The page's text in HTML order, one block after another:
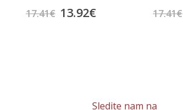
17.41€ 13.92€ 17.41€
Sledite nam na